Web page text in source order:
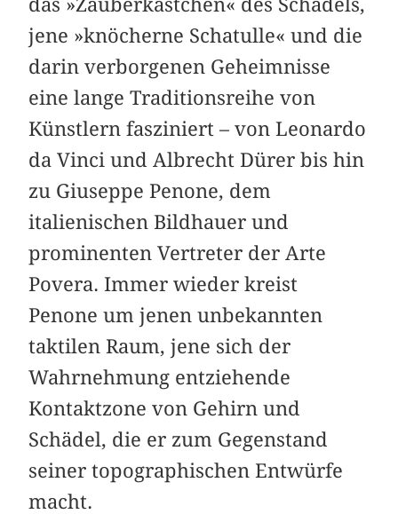
jene »knöcherne Schatulle« und die
darin verborgenen Geheimnisse
eine lange Traditionsreihe von
Künstlern fasziniert – von Leonardo
da Vinci und Albrecht Dürer bis hin
zu Giuseppe Penone, dem
italienischen Bildhauer und
prominenten Vertreter der Arte
Povera. Immer wieder kreist
Penone um jenen unbekannten
taktilen Raum, jene sich der
Wahrnehmung entziehende
Kontaktzone von Gehirn und
Schädel, die er zum Gegenstand
seiner topographischen Entwürfe
macht.